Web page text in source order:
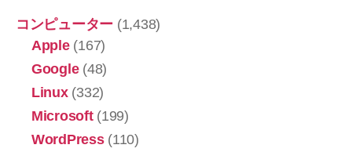
コンピューター (1,438)
Apple(167)
Google(48)
Linux(332)
Microsoft(199)
WordPress(110)